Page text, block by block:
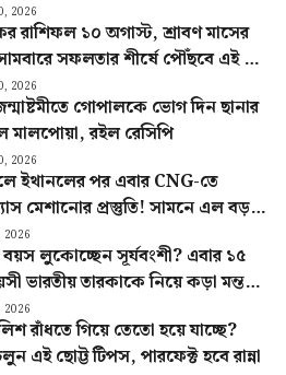
2026
১০ অগাস্ট, শ্রাবণ মাসের
সফলতার শীর্ষে পৌঁছবে এই ছয়
2026
গোপালকে ভোগ দিন ছানার
মালপোয়া, রইল রেসিপি
2026
ইথানলের পর এবার CNG-তে
মেশানোর প্রস্তুতি! সামনে এল বড়
2026
লুকোচ্ছেন সূর্যবংশী? এবার ১৫
ভারতীয় তারকাকে নিয়ে কড়া মন্তব্য
কিংবদন্তি
2026
রাঁধতে গিয়ে তেতো হয়ে যাচ্ছে?
এই ছোট্ট টিপস, পারফেক্ট হবে রান্না